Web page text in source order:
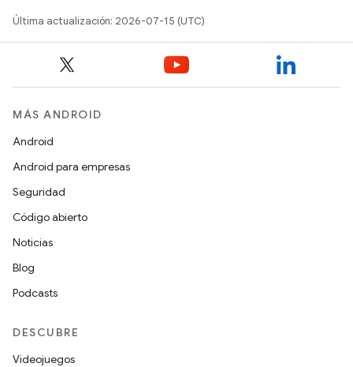
Última actualización: 2026-07-15 (UTC)
MÁS ANDROID
Android
Android para empresas
Seguridad
Código abierto
Noticias
Blog
Podcasts
DESCUBRE
Videojuegos